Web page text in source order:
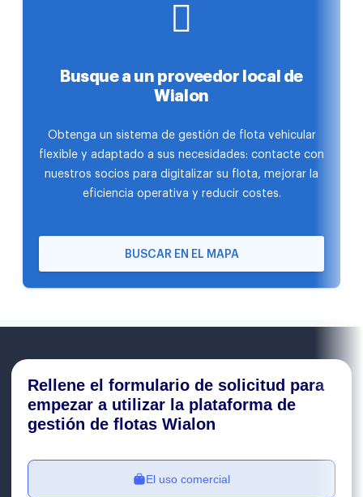
Busque a un proveedor local de
Wialon
Obtenga un sistema de gestión de flota vehicular
flexible y adaptado a sus necesidades: contacte con
nuestros socios para digitalizar su flota, mejorar la
eficiencia operativa y reducir costes.
BUSCAR EN EL MAPA